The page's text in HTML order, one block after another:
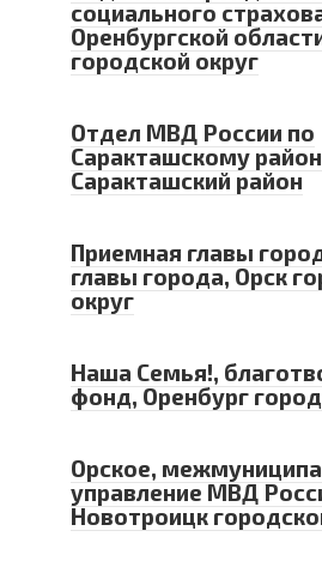
социального
Оренбургской
городской округ
Отдел МВД России по
Саракташскому
Саракташский район
Приемная главы
главы города, Орск
округ
Наша Семья!,
фонд, Оренбург
Орское,
управление МВД
Новотроицк